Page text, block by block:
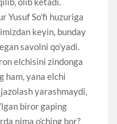
Yusuf So’fi huzuriga
keyin, bunday
savolni qo’yadi.
elchisini zindonga
ham, yana elchi
yarashmaydi,
biror gaping
nima o’ching bor?